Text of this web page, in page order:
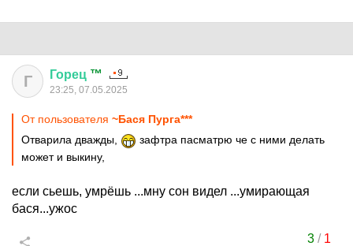
Г Горец ™
23:25, 07.05.2025
От пользователя ~Бася Пурга***
Отварила дважды,
зафтра пасматрю че с ними делать
может и выкину,
если сьешь, умрёшь ...мну сон видел ...умирающая
бася...ужос
3/ 1